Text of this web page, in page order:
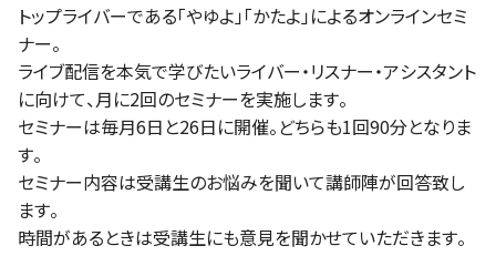
トップライバーである「やゆよ」「かたよ」によるオンラインセミ
ナー。
ライブ配信を本気で学びたいライバー・リスナー・アシスタント
に向けて、月に2回のセミナーを実施します。
セミナーは毎月6日と26日に開催。どちらも1回90分となりま
す。
セミナー内容は受講生のお悩みを聞いて講師陣が回答致し
ます。
時間があるときは受講生にも意見を聞かせていただきます。